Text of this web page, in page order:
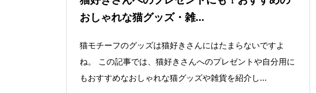
おしゃれな猫グッズ・雑...
猫モチーフのグッズは猫好きさんにはたまらないですよ
ね。 この記事では、猫好きさんへのプレゼントや自分用に
もおすすめなおしゃれな猫グッズや雑貨を紹介し...